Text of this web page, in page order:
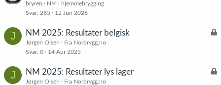
bryren
NM i hjemmebrygging
Svar 285 12 Jun 2026
J
L
NM 2025: Resultater belgisk
Jørgen Olsen
Fra Norbrygg.no
Svar 0 14 Apr 2025
J
L
NM 2025: Resultater lys lager
Jørgen Olsen
Fra Norbrygg.no